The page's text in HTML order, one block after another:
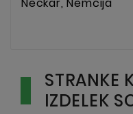
Neckar, Nemčija
STRANKE
IZDELEK